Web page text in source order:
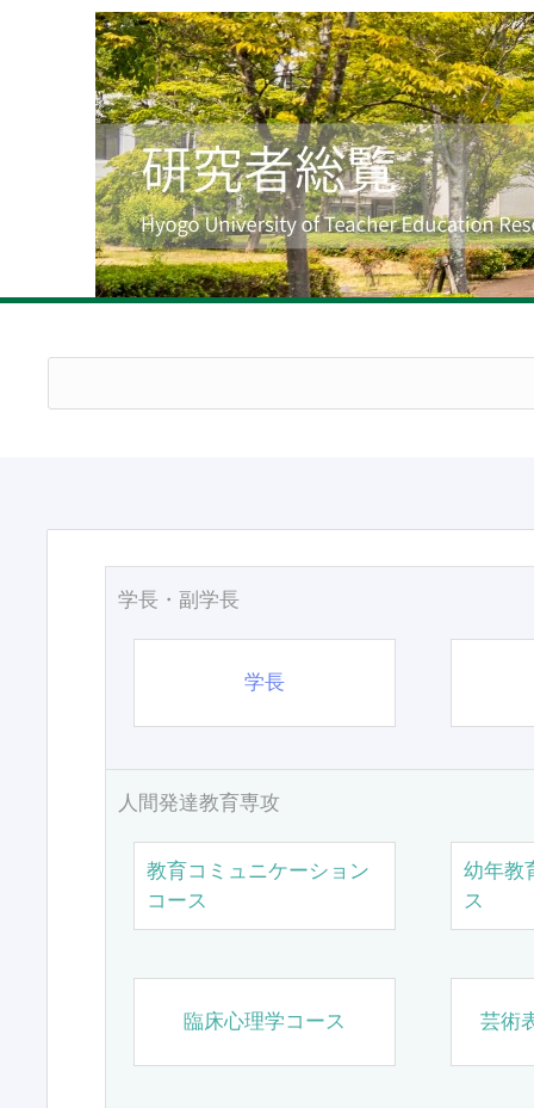
学長・副学長
学長
人間発達教育専攻
教育コミュニケーション
コース
幼年教
ス
臨床心理学コース 芸術